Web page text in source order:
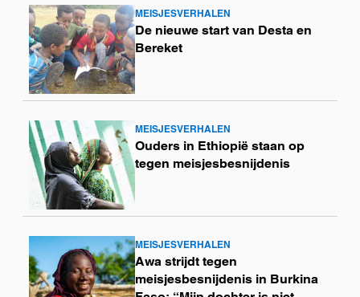
MEISJESVERHALEN
De nieuwe start van Desta en
Bereket
Lees
meer
MEISJESVERHALEN
Ouders in Ethiopië staan op
tegen meisjesbesnijdenis
Lees
meer
MEISJESVERHALEN
Awa strijdt tegen
meisjesbesnijdenis in Burkina
Lees
meer